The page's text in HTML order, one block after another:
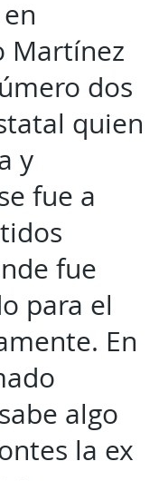
Martínez
dos
quien
y
fue a
fue
para el
En
algo
la ex